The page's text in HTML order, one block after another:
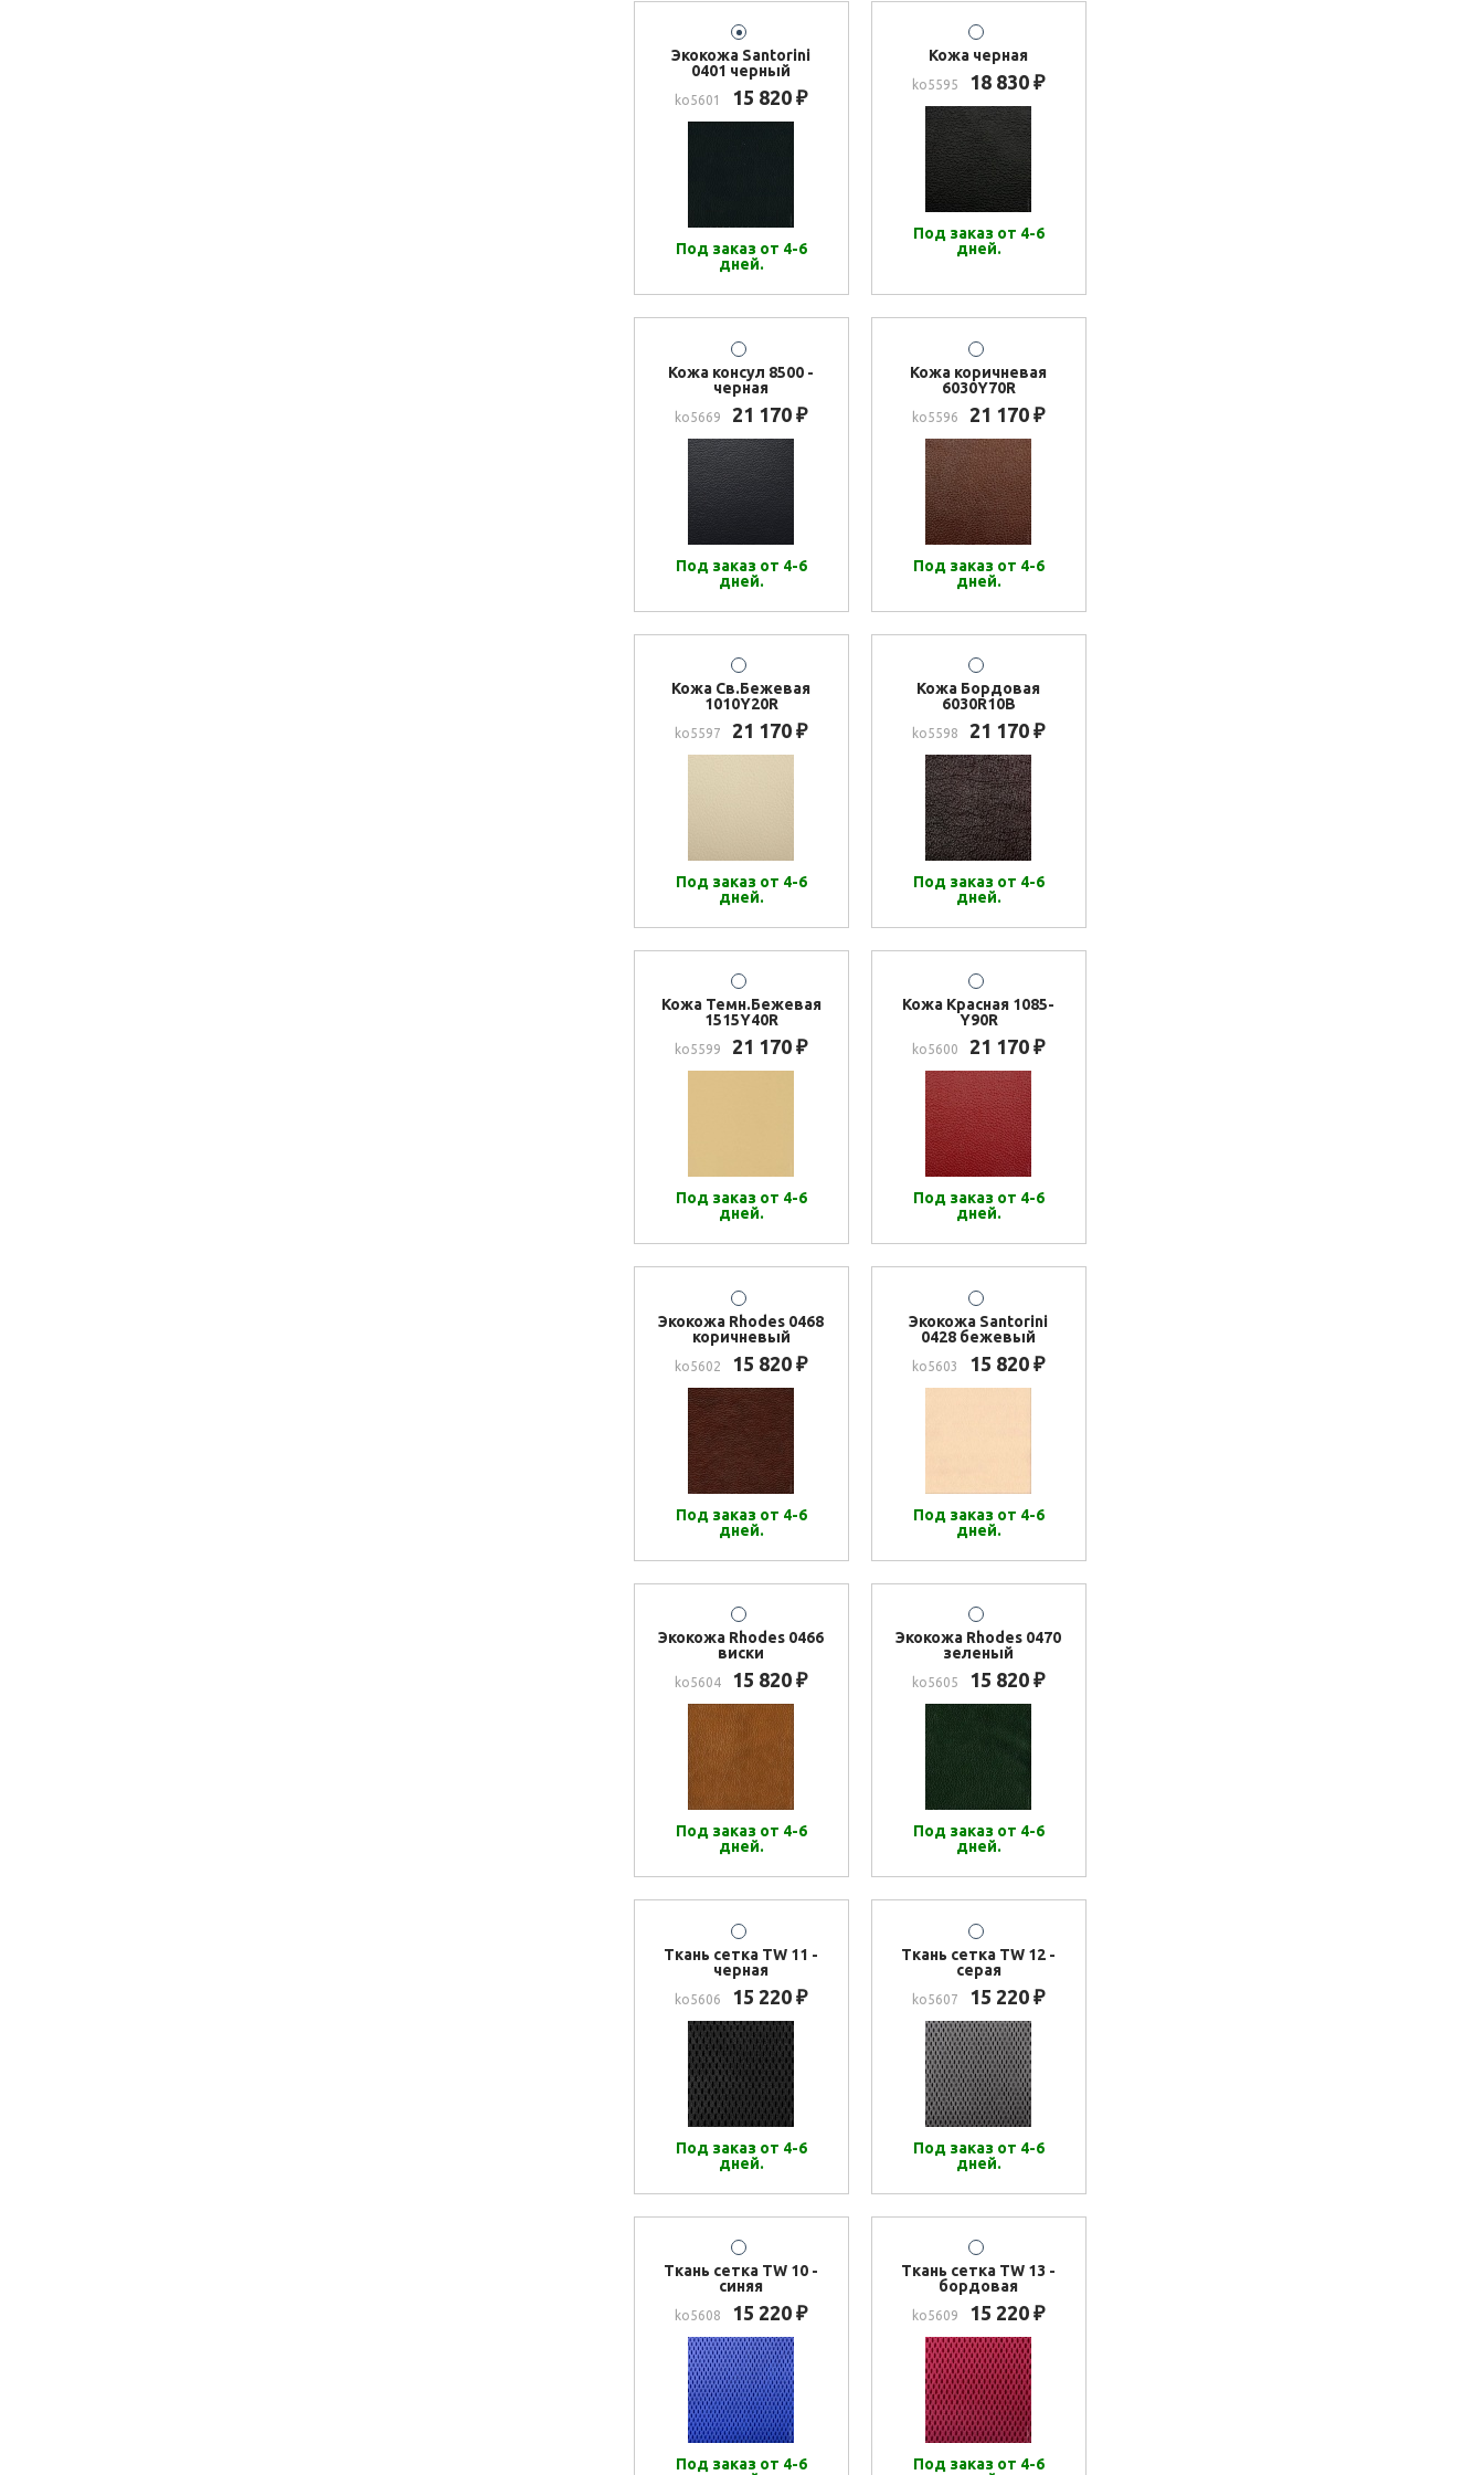
Экокожа Santorini
0401 черный
ko5601 15 820 ₽
Под заказ от 4-6
дней.
Кожа черная
ko5595 18 830 ₽
Под заказ от 4-6
дней.
Кожа консул 8500 -
черная
ko5669 21 170 ₽
Под заказ от 4-6
дней.
Кожа коричневая
6030Y70R
ko5596 21 170 ₽
Под заказ от 4-6
дней.
Кожа Св.Бежевая
1010Y20R
ko5597 21 170 ₽
Под заказ от 4-6
дней.
Кожа Бордовая
6030R10B
ko5598 21 170 ₽
Под заказ от 4-6
дней.
Кожа Темн.Бежевая
1515Y40R
ko5599 21 170 ₽
Под заказ от 4-6
дней.
Кожа Красная 1085-
Y90R
ko5600 21 170 ₽
Под заказ от 4-6
дней.
Экокожа Rhodes 0468
коричневый
ko5602 15 820 ₽
Под заказ от 4-6
дней.
Экокожа Santorini
0428 бежевый
ko5603 15 820 ₽
Под заказ от 4-6
дней.
Экокожа Rhodes 0466
виски
ko5604 15 820 ₽
Под заказ от 4-6
дней.
Экокожа Rhodes 0470
зеленый
ko5605 15 820 ₽
Под заказ от 4-6
дней.
Ткань сетка TW 11 -
черная
ko5606 15 220 ₽
Под заказ от 4-6
дней.
Ткань сетка TW 12 -
серая
ko5607 15 220 ₽
Под заказ от 4-6
дней.
Ткань сетка TW 10 -
синяя
ko5608 15 220 ₽
Под заказ от 4-6
Ткань сетка TW 13 -
бордовая
ko5609 15 220 ₽
Под заказ от 4-6